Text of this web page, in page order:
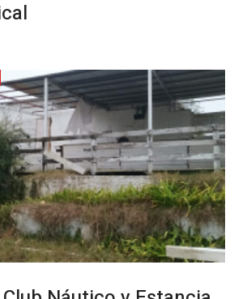
accesible para personas
y adultos